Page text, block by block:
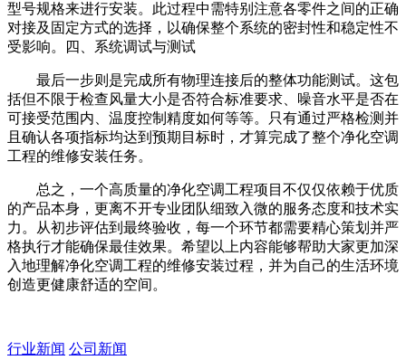
型号规格来进行安装。此过程中需特别注意各零件之间的正确
对接及固定方式的选择，以确保整个系统的密封性和稳定性不
受影响。四、系统调试与测试
最后一步则是完成所有物理连接后的整体功能测试。这包
括但不限于检查风量大小是否符合标准要求、噪音水平是否在
可接受范围内、温度控制精度如何等等。只有通过严格检测并
且确认各项指标均达到预期目标时，才算完成了整个净化空调
工程的维修安装任务。
总之，一个高质量的净化空调工程项目不仅仅依赖于优质
的产品本身，更离不开专业团队细致入微的服务态度和技术实
力。从初步评估到最终验收，每一个环节都需要精心策划并严
格执行才能确保最佳效果。希望以上内容能够帮助大家更加深
入地理解净化空调工程的维修安装过程，并为自己的生活环境
创造更健康舒适的空间。
行业新闻 公司新闻